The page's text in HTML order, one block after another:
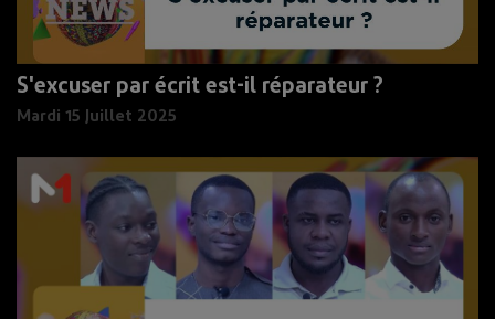
S'excuser par écrit est-il réparateur ?
Mardi 15 Juillet 2025